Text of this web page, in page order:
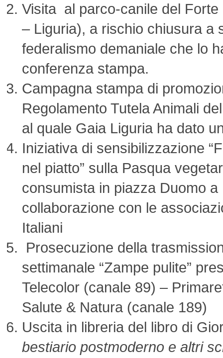
Visita al parco-canile del
– Liguria), a rischio chiusura a
federalismo demaniale che lo
conferenza stampa.
Campagna stampa di
Regolamento Tutela Animali
al quale Gaia Liguria ha dato
Iniziativa di sensibilizzazione
nel piatto” sulla Pasqua
consumista in piazza Duomo a
collaborazione con le
Italiani
Prosecuzione della
settimanale “Zampe pulite”
Telecolor (canale 89) –
Salute & Natura (canale 189)
Uscita in libreria del libro di
bestiario postmoderno e altri